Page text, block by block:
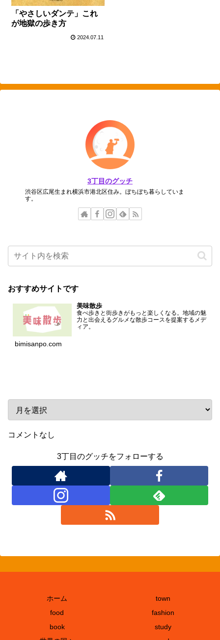
「やさしいダンテ」これ
が地獄の歩き方
2024.07.11
3丁目のグッチ
渋谷区広尾生まれ横浜市港北区住み。ぼちぼち暮らしていま
す。
おすすめサイトです
美味散歩
食べ歩きと街歩きがもっと楽しくなる。地域の魅
力と出会えるグルメな散歩コースを提案するメデ
ィア。
bimisanpo.com
コメントなし
3丁目のグッチをフォローする
ホーム
town
food
fashion
book
study